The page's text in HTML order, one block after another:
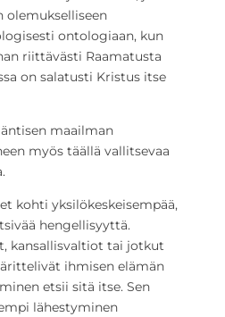
olemukselliseen
ontologiaan, kun
riittävästi Raamatusta
on salatusti Kristus itse
maailman
myös täällä vallitsevaa
kohti yksilökeskeisempää,
hengellisyyttä.
kansallisvaltiot tai jotkut
ihmisen elämän
etsii sitä itse. Sen
lähestyminen